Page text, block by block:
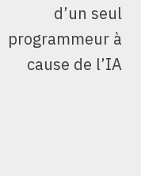
d’un seul
programmeur à
cause de l’IA